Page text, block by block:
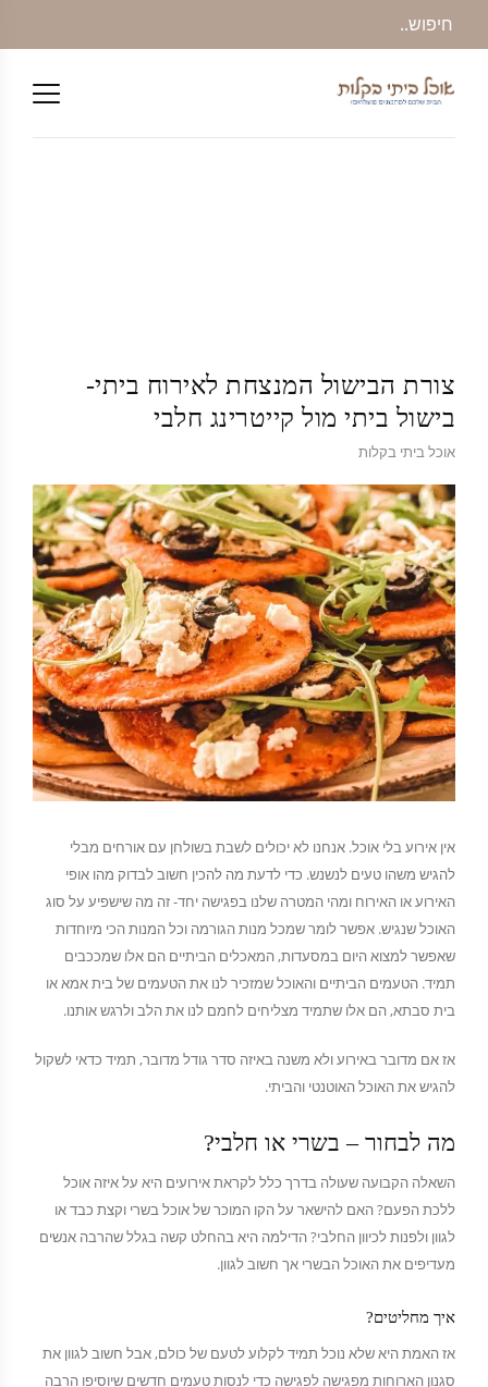
צורת הבישול המנצחת לאירוח ביתי-
בישול ביתי מול קייטרינג חלבי
אוכל ביתי בקלות
אין אירוע בלי אוכל. אנחנו לא יכולים לשבת בשולחן עם אורחים מבלי
להגיש משהו טעים לנשנש. כדי לדעת מה להכין חשוב לבדוק מהו אופי
האירוע או האירוח ומהי המטרה שלנו בפגישה יחד- זה מה שישפיע על סוג
האוכל שנגיש. אפשר לומר שמכל מנות הגורמה וכל המנות הכי מיוחדות
שאפשר למצוא היום במסעדות, המאכלים הביתיים הם אלו שמככבים
תמיד. הטעמים הביתיים והאוכל שמזכיר לנו את הטעמים של בית אמא או
בית סבתא, הם אלו שתמיד מצליחים לחמם לנו את הלב ולרגש אותנו.
אז אם מדובר באירוע ולא משנה באיזה סדר גודל מדובר, תמיד כדאי לשקול
להגיש את האוכל האוטנטי והביתי.
מה לבחור – בשרי או חלבי?
השאלה הקבועה שעולה בדרך כלל לקראת אירועים היא על איזה אוכל
ללכת הפעם? האם להישאר על הקו המוכר של אוכל בשרי וקצת כבד או
לגוון ולפנות לכיוון החלבי? הדילמה היא בהחלט קשה בגלל שהרבה אנשים
מעדיפים את האוכל הבשרי אך חשוב לגוון.
איך מחליטים?
אז האמת היא שלא נוכל תמיד לקלוע לטעם של כולם, אבל חשוב לגוון את
סגנון הארוחות מפגישה לפגישה כדי לנסות טעמים חדשים שיוסיפו הרבה